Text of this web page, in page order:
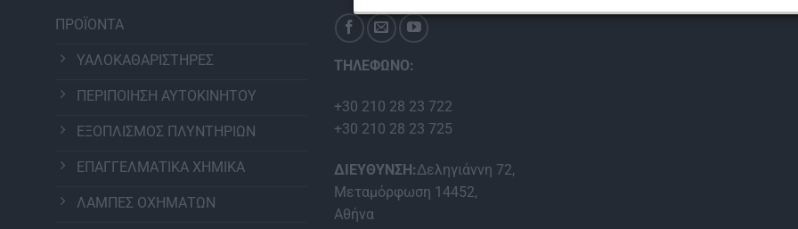
ΠΡΟΪΟΝΤΑ
ΥΑΛΟΚΑΘΑΡΙΣΤΗΡΕΣ
ΠΕΡΙΠΟΙΗΣΗ ΑΥΤΟΚΙΝΗΤΟΥ
ΕΞΟΠΛΙΣΜΟΣ ΠΛΥΝΤΗΡΙΩΝ
ΕΠΑΓΓΕΛΜΑΤΙΚΑ ΧΗΜΙΚΑ
ΛΑΜΠΕΣ ΟΧΗΜΑΤΩΝ
ΤΗΛΕΦΩΝΟ:
+30 210 28 23 722
+30 210 28 23 725
ΔΙΕΥΘΥΝΣΗ:Δεληγιάννη 72,
Μεταμόρφωση 14452,
Αθήνα